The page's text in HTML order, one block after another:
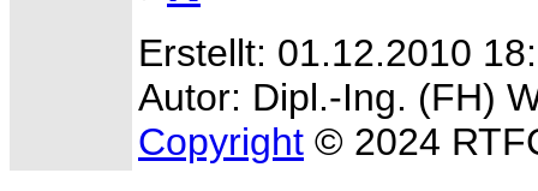
Erstellt: 01.12.2010
Autor: Dipl.-Ing. (FH)
Copyright © 2024